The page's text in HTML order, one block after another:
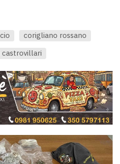
corigliano rossano
castrovillari